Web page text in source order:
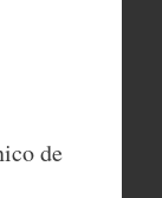
de